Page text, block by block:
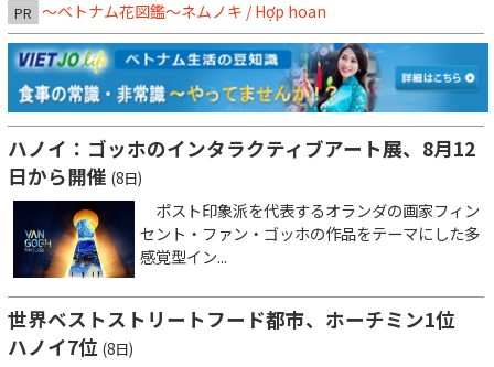
PR ～ベトナム花図鑑～ネムノキ / Hợp hoan
ハノイ：ゴッホのインタラクティブアート展、8月12
日から開催 (8日)
ポスト印象派を代表するオランダの画家フィン
セント・ファン・ゴッホの作品をテーマにした多
感覚型イン...
世界ベストストリートフード都市、ホーチミン1位
ハノイ7位 (8日)